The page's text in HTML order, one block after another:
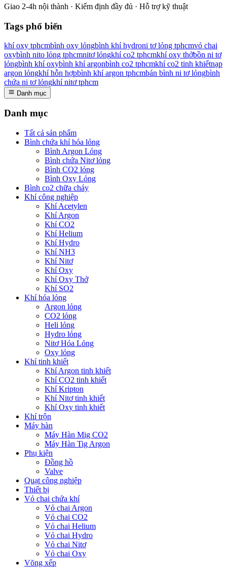
Giao 2-4h nội thành · Kiểm định đầy đủ · Hỗ trợ kỹ thuật
Tags phổ biến
khí oxy tphcmbình oxy lỏngbình khí hydroni tơ lỏng tphcmvỏ chai
oxybình nito lỏng tphcmnitơ lỏngkhí co2 tphcmkhí oxy thởbồn ni tơ
lỏngbình khí oxybình khí argonbình co2 tphcmkhí co2 tinh khiếtnạp
argon lỏngkhí hỗn hợpbình khí argon tphcmbán bình ni tơ lỏngbình
chứa ni tơ lỏngkhí nitơ tphcm
Danh mục
Danh mục
Tất cả sản phẩm
Bình chứa khí hóa lỏng
Bình Argon Lỏng
Bình chứa Nitơ lỏng
Bình CO2 lỏng
Bình Oxy Lỏng
Bình co2 chữa cháy
Khí công nghiệp
Khí Acetylen
Khí Argon
Khí CO2
Khí Helium
Khí Hydro
Khí NH3
Khí Nitơ
Khí Oxy
Khí Oxy Thở
Khí SO2
Khí hóa lỏng
Argon lỏng
CO2 lỏng
Heli lỏng
Hydro lỏng
Nitơ Hóa Lỏng
Oxy lỏng
Khí tinh khiết
Khí Argon tinh khiết
Khí CO2 tinh khiết
Khí Kripton
Khí Nitơ tinh khiết
Khí Oxy tinh khiết
Khí trộn
Máy hàn
Máy Hàn Mig CO2
Máy Hàn Tig Argon
Phụ kiện
Đồng hồ
Valve
Quạt công nghiệp
Thiết bị
Vỏ chai chứa khí
Vỏ chai Argon
Vỏ chai CO2
Vỏ chai Helium
Vỏ chai Hydro
Vỏ chai Nitơ
Vỏ chai Oxy
Võng xếp